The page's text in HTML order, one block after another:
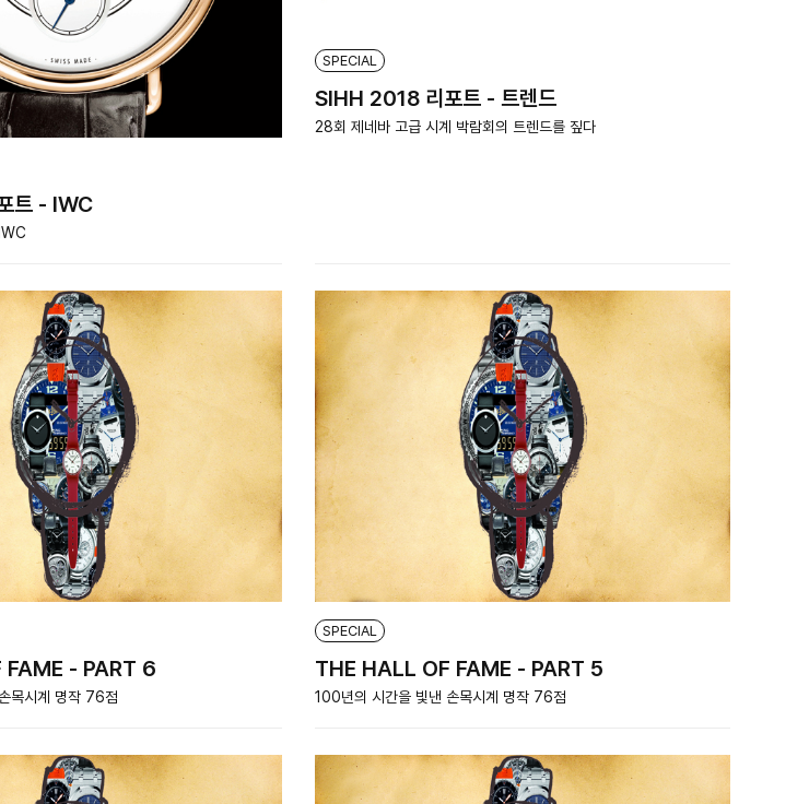
트 - IWC
SPECIAL
SIHH 2018 리포트 - 트렌드
28회 제네바 고급 시계 박람회의 트렌드를 짚다
- PART 6
목시계 명작 76점
SPECIAL
THE HALL OF FAME - PART 5
100년의 시간을 빛낸 손목시계 명작 76점